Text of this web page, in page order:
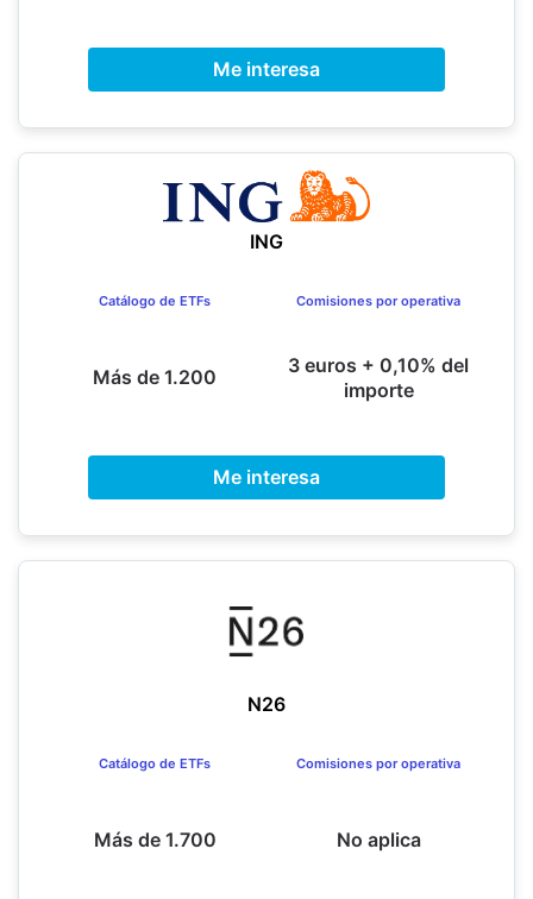
Me interesa
ING
Catálogo de ETFs
Más de 1.200
Comisiones por operativa
3 euros + 0,10% del
importe
Me interesa
N26
Catálogo de ETFs
Más de 1.700
Comisiones por operativa
No aplica